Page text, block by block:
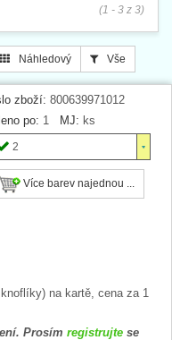
(1 - 3 z 3)
Náhledový Vše
zboží: 800639971012
po: 1 MJ: ks
2
Více barev najednou ...
na kartě, cena za 1
Prosím registrujte se